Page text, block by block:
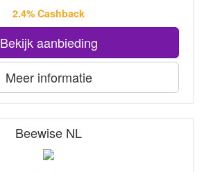
2.4% Cashback
Bekijk aanbieding
Meer informatie
Beewise NL